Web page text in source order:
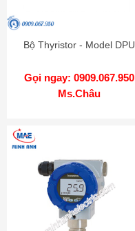
Bộ Thyristor - Model DPU
Gọi ngay: 0909.067.950
Ms.Châu